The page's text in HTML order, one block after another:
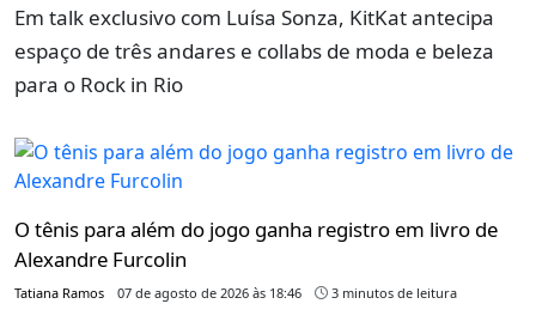
Em talk exclusivo com Luísa Sonza, KitKat antecipa
espaço de três andares e collabs de moda e beleza
para o Rock in Rio
O tênis para além do jogo ganha registro em livro de
Alexandre Furcolin
Tatiana Ramos 07 de agosto de 2026 às 18:46 3 minutos de leitura